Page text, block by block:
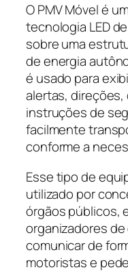
O PMV Móvel é
tecnologia LED
sobre uma
de energia
é usado para
alertas,
instruções de
facilmente
conforme a
Esse tipo de
utilizado por
órgãos públicos,
organizadores
comunicar de
motoristas e